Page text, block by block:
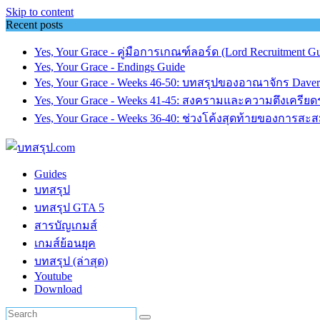
Skip to content
Recent posts
Yes, Your Grace - คู่มือการเกณฑ์ลอร์ด (Lord Recruitment
Yes, Your Grace - Endings Guide
Yes, Your Grace - Weeks 46-50: บทสรุปของอาณาจักร
Yes, Your Grace - Weeks 41-45: สงครามและความตึงเครีย
Yes, Your Grace - Weeks 36-40: ช่วงโค้งสุดท้ายของการส
Guides
บทสรุป
บทสรุป GTA 5
สารบัญเกมส์
เกมส์ย้อนยุค
บทสรุป (ล่าสุด)
Youtube
Download